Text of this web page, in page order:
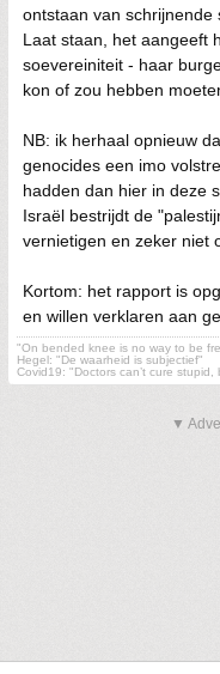
ontstaan van schrijnende
Laat staan, het aangeeft
soevereiniteit - haar
kon of zou hebben
NB: ik herhaal opnieuw
genocides een imo
hadden dan hier in deze
Israël bestrijdt de
vernietigen en zeker niet
Kortom: het rapport is
en willen verklaren aan
"On bended knee is no way to be
Hegel: "De waarheid is subjectief"
Covid19: "Doctors can’t cure
▼